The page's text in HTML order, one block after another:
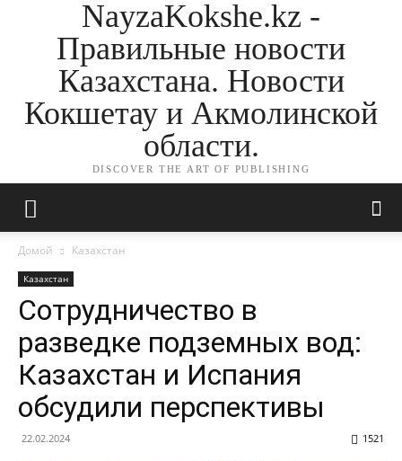
NayzaKokshe.kz -
Правильные новости
Казахстана. Новости
Кокшетау и Акмолинской
области.
DISCOVER THE ART OF PUBLISHING
Домой Казахстан
Казахстан
Сотрудничество в
разведке подземных вод:
Казахстан и Испания
обсудили перспективы
22.02.2024 1521